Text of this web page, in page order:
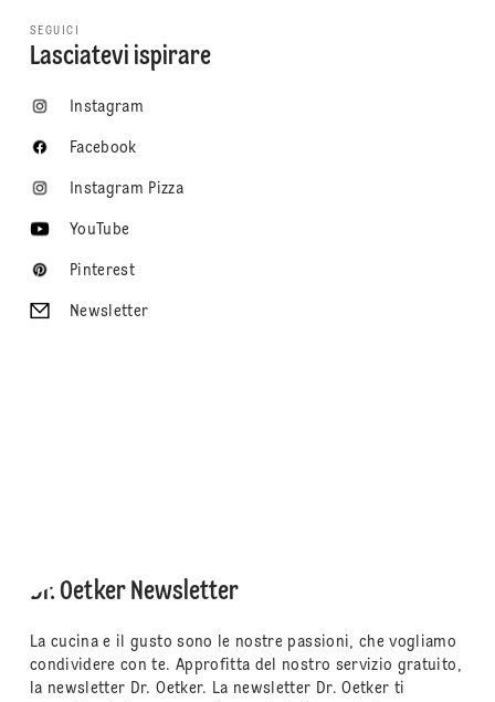
SEGUICI
Lasciatevi ispirare
Instagram
Facebook
Instagram Pizza
YouTube
Pinterest
Newsletter
Dr. Oetker Newsletter
La cucina e il gusto sono le nostre passioni, che vogliamo
condividere con te. Approfitta del nostro servizio gratuito,
la newsletter Dr. Oetker. La newsletter Dr. Oetker ti